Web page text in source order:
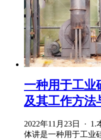
一种用于工业
及其工作方法
2022年11月23日 ·
体讲是一种用于工业